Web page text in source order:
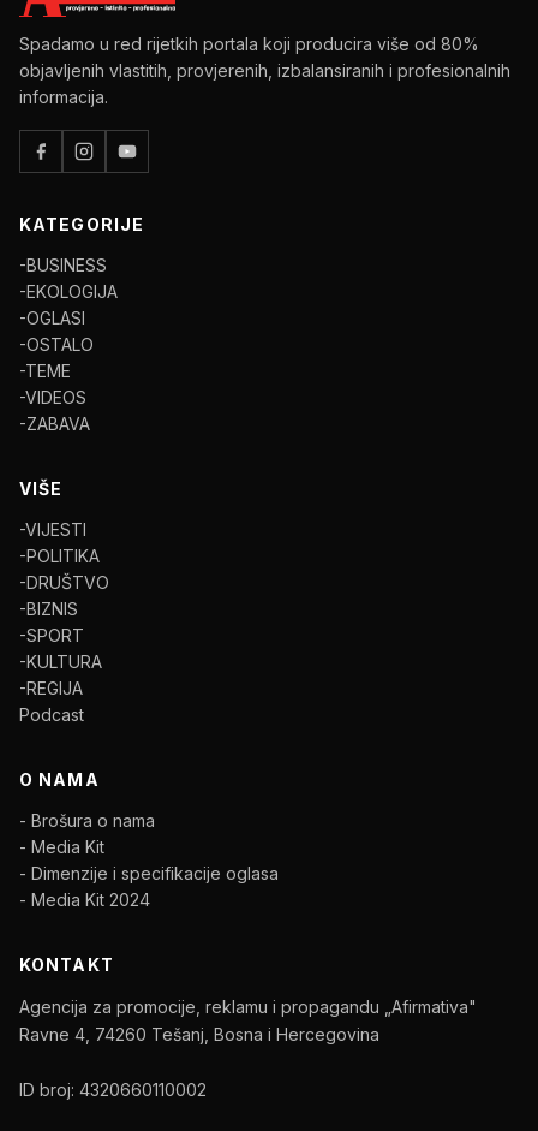
Spadamo u red rijetkih portala koji producira više od 80%
objavljenih vlastitih, provjerenih, izbalansiranih i profesionalnih
informacija.
KATEGORIJE
-BUSINESS
-EKOLOGIJA
-OGLASI
-OSTALO
-TEME
-VIDEOS
-ZABAVA
VIŠE
-VIJESTI
-POLITIKA
-DRUŠTVO
-BIZNIS
-SPORT
-KULTURA
-REGIJA
Podcast
O NAMA
- Brošura o nama
- Media Kit
- Dimenzije i specifikacije oglasa
- Media Kit 2024
KONTAKT
Agencija za promocije, reklamu i propagandu „Afirmativa"
Ravne 4, 74260 Tešanj, Bosna i Hercegovina
ID broj: 4320660110002